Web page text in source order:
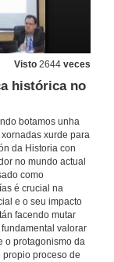
Visto 2644 veces
histórica no
botamos unha
xurde para
da Historia con
no mundo actual
como
é crucial na
e o seu impacto
facendo mutar
valorar
o protagonismo da
propio proceso de
Recursos e Discursos: retos da construción do relato científico e da Historia nos novos medios de comunicación